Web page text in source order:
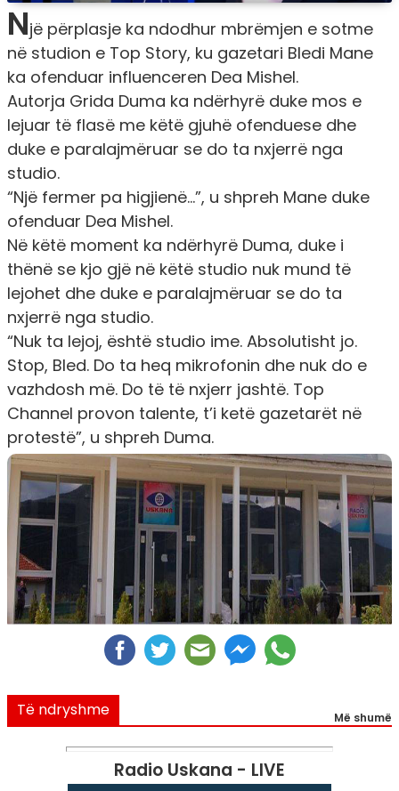
Një përplasje ka ndodhur mbrëmjen e sotme
në studion e Top Story, ku gazetari Bledi Mane
ka ofenduar influenceren Dea Mishel.
Autorja Grida Duma ka ndërhyrë duke mos e
lejuar të flasë me këtë gjuhë ofenduese dhe
duke e paralajmëruar se do ta nxjerrë nga
studio.
“Një fermer pa higjienë…”, u shpreh Mane duke
ofenduar Dea Mishel.
Në këtë moment ka ndërhyrë Duma, duke i
thënë se kjo gjë në këtë studio nuk mund të
lejohet dhe duke e paralajmëruar se do ta
nxjerrë nga studio.
“Nuk ta lejoj, është studio ime. Absolutisht jo.
Stop, Bled. Do ta heq mikrofonin dhe nuk do e
vazhdosh më. Do të të nxjerr jashtë. Top
Channel provon talente, t’i ketë gazetarët në
protestë”, u shpreh Duma.
Të ndryshme Më shumë
Radio Uskana - LIVE